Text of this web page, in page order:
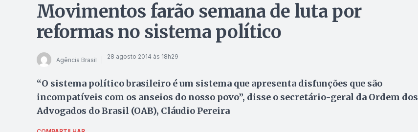
Movimentos farão semana de luta por
reformas no sistema político
Agência Brasil 28 agosto 2014 às 18h29
“O sistema político brasileiro é um sistema que apresenta disfunções que são
incompatíveis com os anseios do nosso povo”, disse o secretário-geral da Ordem dos
Advogados do Brasil (OAB), Cláudio Pereira